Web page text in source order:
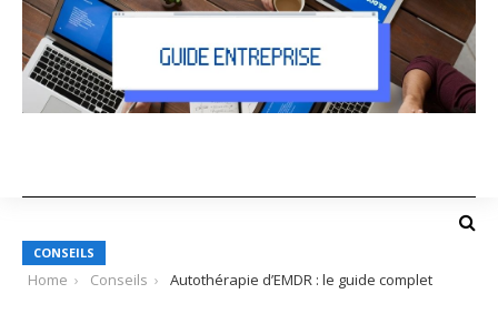
CONSEILS
Home Conseils Autothérapie d’EMDR : le guide complet